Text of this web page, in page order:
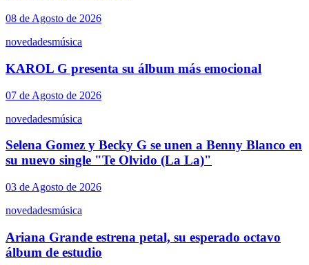
08 de Agosto de 2026
novedadesmúsica
KAROL G presenta su álbum más emocional
07 de Agosto de 2026
novedadesmúsica
Selena Gomez y Becky G se unen a Benny Blanco en
su nuevo single "Te Olvido (La La)"
03 de Agosto de 2026
novedadesmúsica
Ariana Grande estrena petal, su esperado octavo
álbum de estudio